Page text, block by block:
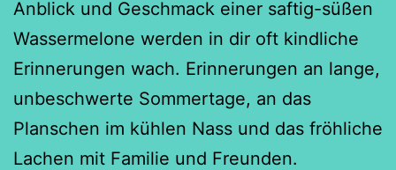
Anblick und Geschmack einer saftig-süßen
Wassermelone werden in dir oft kindliche
Erinnerungen wach. Erinnerungen an lange,
unbeschwerte Sommertage, an das
Planschen im kühlen Nass und das fröhliche
Lachen mit Familie und Freunden.